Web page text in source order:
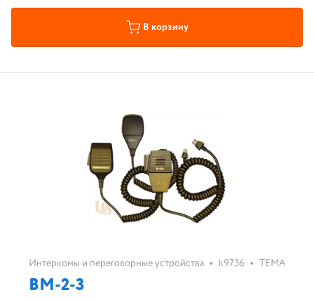
В корзину
Интеркомы и переговорные устройства • k9736 • ТЕМА
ВМ-2-3